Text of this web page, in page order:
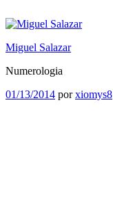
al
Miguel Salazar
Numerologia
Publicado
01/13/2014 porxiomys8